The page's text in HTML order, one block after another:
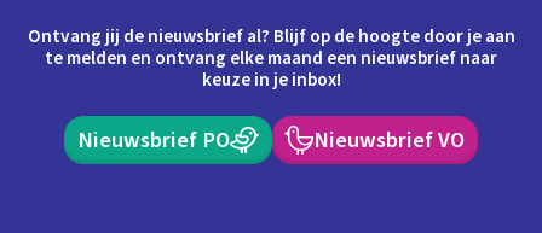
Ontvang jij de nieuwsbrief al? Blijf op de hoogte door je aan
te melden en ontvang elke maand een nieuwsbrief naar
keuze in je inbox!
Nieuwsbrief PO Nieuwsbrief VO